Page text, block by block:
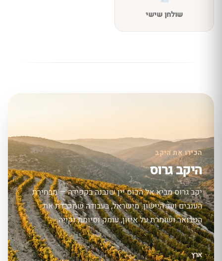
שולחן שישי
הכירו את היקב
היקב גרוס
יקב גרוס מביא אל הכוס יין שנבנה בקפידה — מבחירת
הענבים ועד היישון. מישראל, בעבודה שמכבדת את
הטרואר ושומרת על איזון, עומק וסיומת נקייה.
ארץ